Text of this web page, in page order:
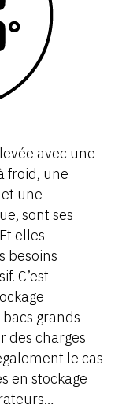
avec une
froid, une
une
sont ses
elles
besoins
C’est
grands
des charges
le cas
en stockage